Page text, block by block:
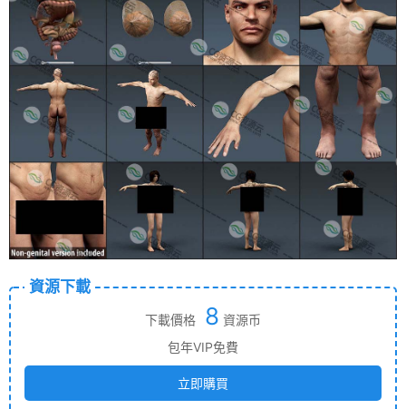
資源下載
下載價格 8 資源币
包年VIP免費
立即購買